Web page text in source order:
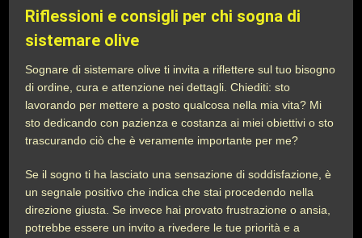
Riflessioni e consigli per chi sogna di
sistemare olive
Sognare di sistemare olive ti invita a riflettere sul tuo bisogno
di ordine, cura e attenzione nei dettagli. Chiediti: sto
lavorando per mettere a posto qualcosa nella mia vita? Mi
sto dedicando con pazienza e costanza ai miei obiettivi o sto
trascurando ciò che è veramente importante per me?
Se il sogno ti ha lasciato una sensazione di soddisfazione, è
un segnale positivo che indica che stai procedendo nella
direzione giusta. Se invece hai provato frustrazione o ansia,
potrebbe essere un invito a rivedere le tue priorità e a